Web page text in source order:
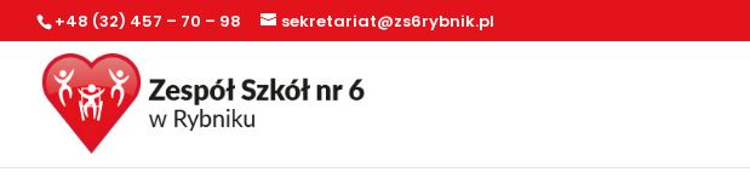
+48 (32) 457 – 70 – 98 sekretariat@zs6rybnik.pl